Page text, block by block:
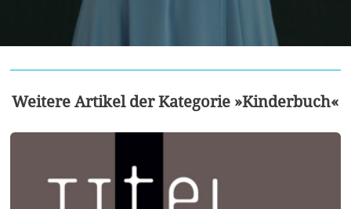
Weitere Artikel der Kategorie »Kinderbuch«